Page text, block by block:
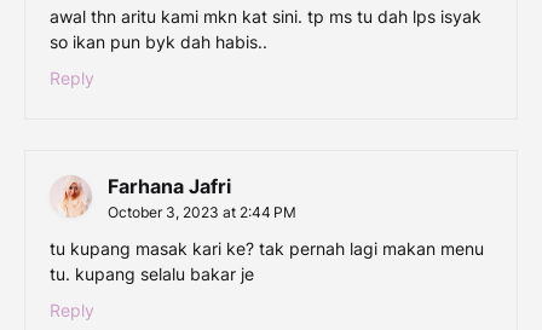
awal thn aritu kami mkn kat sini. tp ms tu dah lps isyak
so ikan pun byk dah habis..
Reply
Farhana Jafri
October 3, 2023 at 2:44 PM
tu kupang masak kari ke? tak pernah lagi makan menu
tu. kupang selalu bakar je
Reply